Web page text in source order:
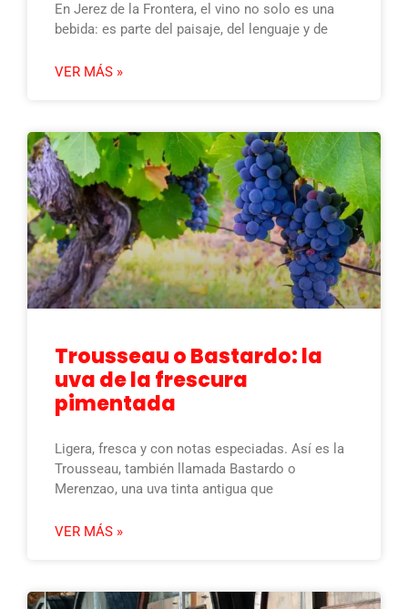
En Jerez de la Frontera, el vino no solo es una
bebida: es parte del paisaje, del lenguaje y de
VER MÁS »
Trousseau o Bastardo: la
uva de la frescura
pimentada
Ligera, fresca y con notas especiadas. Así es la
Trousseau, también llamada Bastardo o
Merenzao, una uva tinta antigua que
VER MÁS »